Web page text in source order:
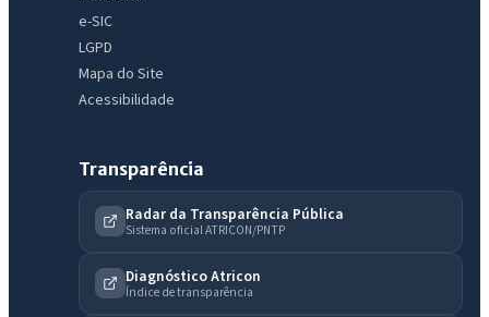
e-SIC
LGPD
Mapa do Site
Acessibilidade
Transparência
Radar da Transparência Pública
Sistema oficial ATRICON/PNTP
Diagnóstico Atricon
Índice de transparência
licitações, estrutura ou transparência do município.
Licitações abertas